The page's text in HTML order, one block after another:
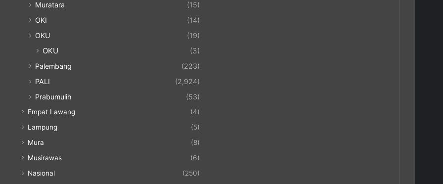
Muratara
(15)
OKI
(14)
OKU
(19)
OKU (3)
Palembang
(223)
PALI
(2,924)
Prabumulih
(53)
Empat Lawang
(4)
Lampung
(5)
Mura
(8)
Musirawas
(6)
Nasional
(250)